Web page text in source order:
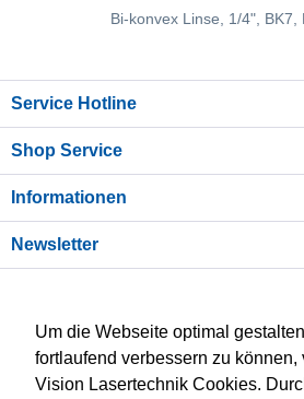
Um die Webseite optimal
fortlaufend verbessern zu können,
Vision Lasertechnik Cookies.
Bi-konvex Linse, 1/4", BK7,
Service Hotline
Shop Service
Informationen
Newsletter
ggf. Nachnahmegebühren, wenn nicht